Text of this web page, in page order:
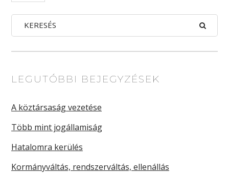
LEGUTÓBBI BEJEGYZÉSEK
A köztársaság vezetése
Több mint jogállamiság
Hatalomra kerülés
Kormányváltás, rendszerváltás, ellenállás